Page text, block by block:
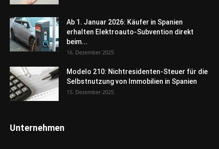
Ab 1. Januar 2026: Käufer in Spanien
erhalten Elektroauto-Subvention direkt
beim...
16. Dezember 2025
Modelo 210: Nichtresidenten-Steuer für die
Selbstnutzung von Immobilien in Spanien
15. Dezember 2025
Unternehmen